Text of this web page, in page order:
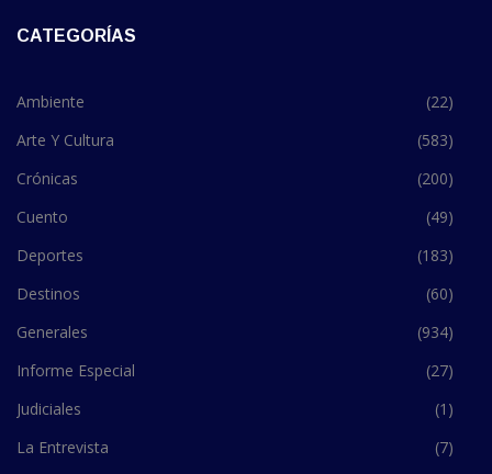
CATEGORÍAS
Ambiente
(22)
Arte Y Cultura
(583)
Crónicas
(200)
Cuento
(49)
Deportes
(183)
Destinos
(60)
Generales
(934)
Informe Especial
(27)
Judiciales
(1)
La Entrevista
(7)